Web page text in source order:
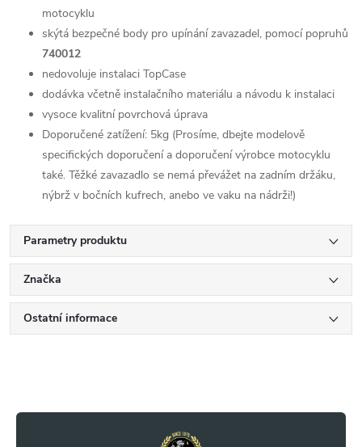
motocyklu
skýtá bezpečné body pro upínání zavazadel, pomocí popruhů
740012
nedovoluje instalaci TopCase
dodávka včetně instalačního materiálu a návodu k instalaci
vysoce kvalitní povrchová úprava
Doporučené zatížení: 5kg (Prosíme, dbejte modelově
specifických doporučení a doporučení výrobce motocyklu
také. Těžké zavazadlo se nemá převážet na zadním držáku,
nýbrž v bočních kufrech, anebo ve vaku na nádrži!)
Parametry produktu
Značka
Ostatní informace